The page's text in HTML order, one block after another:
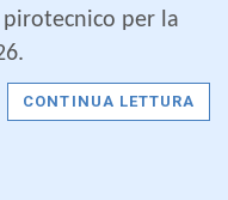
pirotecnico per la
CONTINUA LETTURA